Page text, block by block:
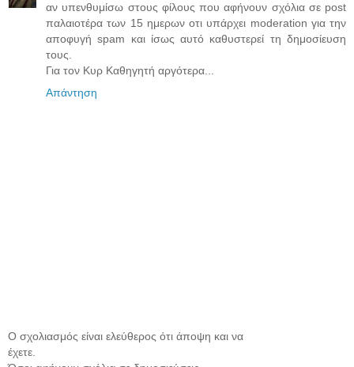
αν υπενθυμίσω στους φίλους που αφήνουν σχόλια σε post
παλαιοτέρα των 15 ημερων οτι υπάρχει moderation για την
αποφυγή spam και ίσως αυτό καθυστερεί τη δημοσίευση
τους.
Για τον Κυρ Καθηγητή αργότερα...
Απάντηση
Ο σχολιασμός είναι ελεύθερος ότι άποψη και να
έχετε.